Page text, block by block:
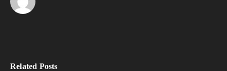
Related Posts